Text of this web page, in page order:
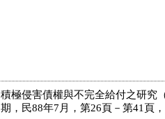
積極侵害債權與不完全給付之研究
期，民88年7月，第26頁－第41頁